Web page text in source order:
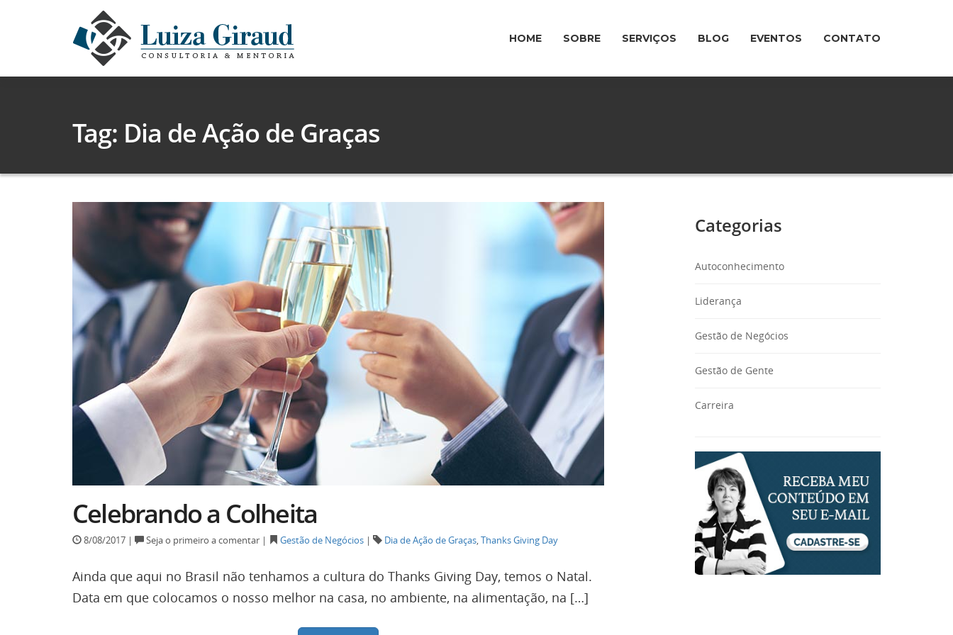
HOME SOBRE SERVIÇOS BLOG EVENTOS CONTATO
Tag: Dia de Ação de Graças
Celebrando a Colheita
8/08/2017 | Seja o primeiro a comentar | Gestão de Negócios | Dia de Ação de Graças,Thanks Giving Day
Ainda que aqui no Brasil não tenhamos a cultura do Thanks Giving Day, temos o Natal.
Data em que colocamos o nosso melhor na casa, no ambiente, na alimentação, na […]
Categorias
Autoconhecimento
Liderança
Gestão de Negócios
Gestão de Gente
Carreira